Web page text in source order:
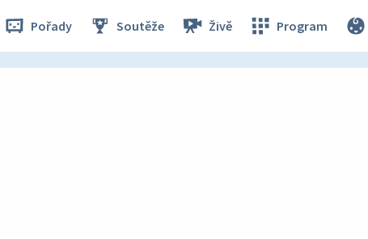
Pořady Soutěže Živě Program